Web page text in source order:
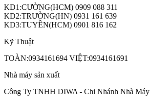
KD1:CƯỜNG(HCM) 0909 088 311
KD2:TRƯỜNG(HN) 0931 161 639
KD3:TUYỀN(HCM) 0901 816 162
Kỹ Thuật
TOÀN:0934161694 VIỆT:0934161691
Nhà máy sản xuất
Công Ty TNHH DIWA - Chi Nhánh Nhà Máy